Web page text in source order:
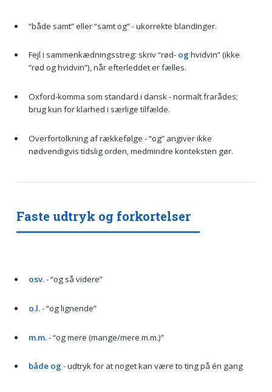
“både samt” eller “samt og” - ukorrekte blandinger.
Fejl i sammenkædningsstreg: skriv “rød- og hvidvin” (ikke
“rød og hvidvin”), når efterleddet er fælles.
Oxford-komma som standard i dansk - normalt frarådes;
brug kun for klarhed i særlige tilfælde.
Overfortolkning af rækkefølge - “og” angiver ikke
nødvendigvis tidslig orden, medmindre konteksten gør.
Faste udtryk og forkortelser
osv.- “og så videre”
o.l.- “og lignende”
m.m.- “og mere (mange/mere m.m.)”
både og - udtryk for at noget kan være to ting på én gang